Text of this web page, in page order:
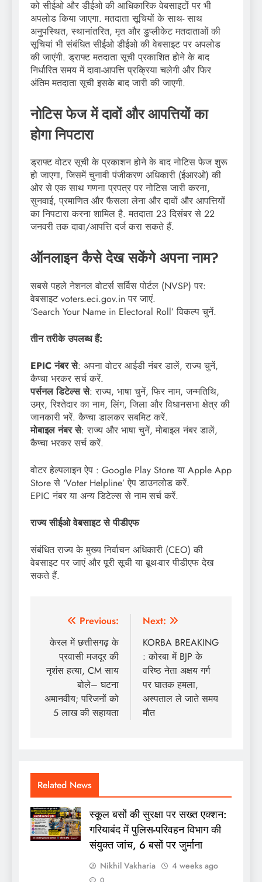
को सीईओ और डीईओ की आधिकारिक वेबसाइटों पर भी
अपलोड किया जाएगा. मतदाता सूचियों के साथ- साथ
अनुपस्थित, स्थानांतरित, मृत और डुप्लीकेट मतदाताओं की
सूचियां भी संबंधित सीईओ डीईओ की वेबसाइट पर अपलोड
की जाएंगी. ड्राफ्ट मतदाता सूची प्रकाशित होने के बाद
निर्धारित समय में दावा-आपत्ति प्रक्रिया चलेगी और फिर
अंतिम मतदाता सूची इसके बाद जारी की जाएगी.
नोटिस फेज में दावों और आपत्तियों का
होगा निपटारा
ड्राफ्ट वोटर सूची के प्रकाशन होने के बाद नोटिस फेज शुरू
हो जाएगा, जिसमें चुनावी पंजीकरण अधिकारी (ईआरओ) की
ओर से एक साथ गणना प्रपत्र पर नोटिस जारी करना,
सुनवाई, प्रमाणित और फैसला लेना और दावों और आपत्तियों
का निपटारा करना शामिल है. मतदाता 23 दिसंबर से 22
जनवरी तक दावा/आपत्ति दर्ज करा सकते हैं.
ऑनलाइन कैसे देख सकेंगे अपना नाम?
सबसे पहले नेशनल वोटर्स सर्विस पोर्टल (NVSP) पर:
वेबसाइट voters.eci.gov.in पर जाएं.
‘Search Your Name in Electoral Roll’ विकल्प चुनें.
तीन तरीके उपलब्ध हैं:
EPIC नंबर से: अपना वोटर आईडी नंबर डालें, राज्य चुनें,
कैप्चा भरकर सर्च करें.
पर्सनल डिटेल्स से: राज्य, भाषा चुनें, फिर नाम, जन्मतिथि,
उम्र, रिश्तेदार का नाम, लिंग, जिला और विधानसभा क्षेत्र की
जानकारी भरें. कैप्चा डालकर सबमिट करें.
मोबाइल नंबर से: राज्य और भाषा चुनें, मोबाइल नंबर डालें,
कैप्चा भरकर सर्च करें.
वोटर हेल्पलाइन ऐप : Google Play Store या Apple App
Store से ‘Voter Helpline’ ऐप डाउनलोड करें.
EPIC नंबर या अन्य डिटेल्स से नाम सर्च करें.
राज्य सीईओ वेबसाइट से पीडीएफ
संबंधित राज्य के मुख्य निर्वाचन अधिकारी (CEO) की
वेबसाइट पर जाएं और पूरी सूची या बूथ-वार पीडीएफ देख
सकते हैं.
Post
navigation
Previous:
केरल में छत्तीसगढ़ के
प्रवासी मजदूर की
नृशंस हत्या, CM साय
बोले– घटना
अमानवीय; परिजनों को
5 लाख की सहायता
Next:
KORBA BREAKING
: कोरबा में BJP के
वरिष्ठ नेता अक्षय गर्ग
पर घातक हमला,
अस्पताल ले जाते समय
मौत
Related News
स्कूल बसों की सुरक्षा पर सख्त एक्शन:
गरियाबंद में पुलिस-परिवहन विभाग की
संयुक्त जांच, 6 बसों पर जुर्माना
Nikhil Vakharia 4 weeks ago